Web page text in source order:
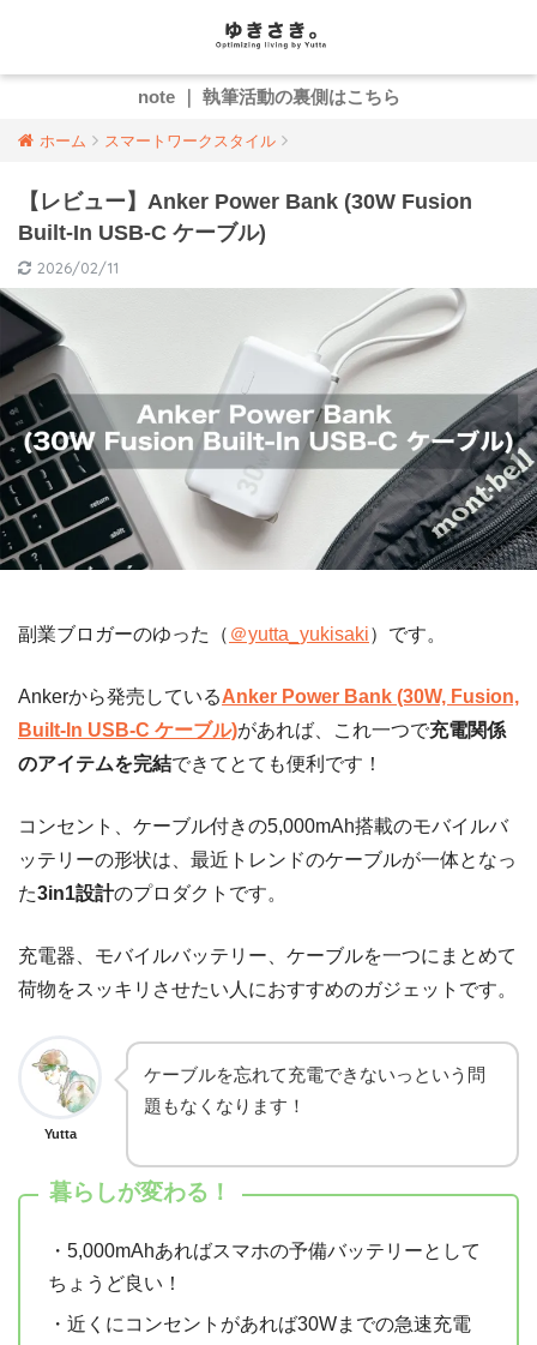
note ｜ 執筆活動の裏側はこちら
ホーム スマートワークスタイル
【レビュー】Anker Power Bank (30W Fusion
Built-In USB-C ケーブル)
2026/02/11
副業ブロガーのゆった（ ＠yutta_yukisaki）です。
Ankerから発売しているAnker Power Bank (30W, Fusion,
Built-In USB-C ケーブル)があれば、これ一つで充電関係
のアイテムを完結できてとても便利です！
コンセント、ケーブル付きの5,000mAh搭載のモバイルバ
ッテリーの形状は、最近トレンドのケーブルが一体となっ
た3in1設計のプロダクトです。
充電器、モバイルバッテリー、ケーブルを一つにまとめて
荷物をスッキリさせたい人におすすめのガジェットです。
Yutta
ケーブルを忘れて充電できないっという問
題もなくなります！
暮らしが変わる！
・5,000mAhあればスマホの予備バッテリーとして
ちょうど良い！
・近くにコンセントがあれば30Wまでの急速充電